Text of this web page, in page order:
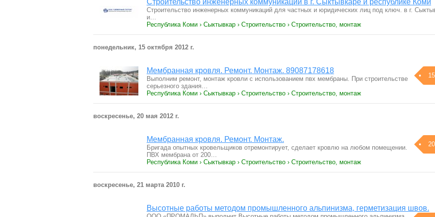
Строительство инженерных коммуникаций в г. Сыктывкаре и республике Коми
Строительство инженерных коммуникаций для частных и юридических лиц под ключ. в г.
и…
Республика Коми › Сыктывкар › Строительство › Строительство, монтаж
понедельник, 15 октября 2012 г.
Мембранная кровля. Ремонт. Монтаж. 89087178618
Выполним ремонт, монтаж кровли с использованием пвх мембраны. При строительстве
серьезного здания…
Республика Коми › Сыктывкар › Строительство › Строительство, монтаж
воскресенье, 20 мая 2012 г.
Мембранная кровля. Ремонт. Монтаж.
Бригада опытных кровельщиков отремонтирует, сделает кровлю на любом помещении.
ПВХ мембрана от 200…
Республика Коми › Сыктывкар › Строительство › Строительство, монтаж
воскресенье, 21 марта 2010 г.
Высотные работы методом промышленного альпинизма, герметизация швов.